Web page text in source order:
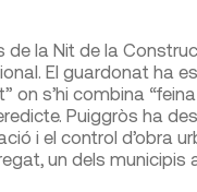
la Nit de la
El guardonat ha
on s’hi combina
Puiggròs ha
i el control d’obra
un dels